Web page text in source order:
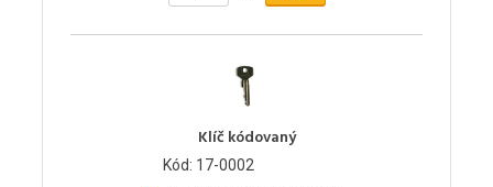
Klíč kódovaný
Kód: 17-0002